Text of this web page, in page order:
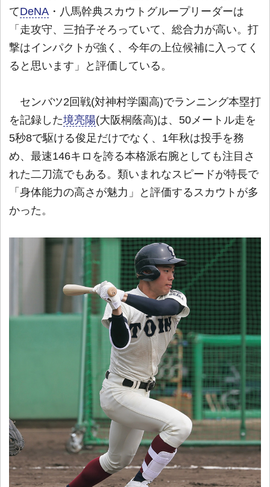
てDeNA ・八馬幹典スカウトグループリーダーは
「走攻守、三拍子そろっていて、総合力が高い。打
撃はインパクトが強く、今年の上位候補に入ってく
ると思います」と評価している。
センバツ2回戦(対神村学園高)でランニング本塁打
を記録した境亮陽(大阪桐蔭高)は、50メートル走を
5秒8で駆ける俊足だけでなく、1年秋は投手を務
め、最速146キロを誇る本格派右腕としても注目さ
れた二刀流でもある。類いまれなスピードが特長で
「身体能力の高さが魅力」と評価するスカウトが多
かった。